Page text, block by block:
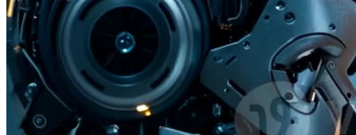
Videos
Motion graphics
Redactionele Afbeeldingen
Redactionele Evenementen